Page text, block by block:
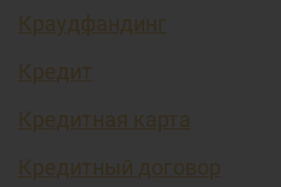
Краудфандинг
Кредит
Кредитная карта
Кредитный договор